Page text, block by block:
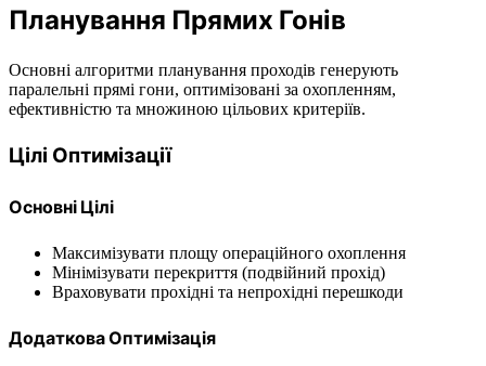
Планування Прямих Гонів
Основні алгоритми планування проходів генерують
паралельні прямі гони, оптимізовані за охопленням,
ефективністю та множиною цільових критеріїв.
Цілі Оптимізації
Основні Цілі
Максимізувати площу операційного охоплення
Мінімізувати перекриття (подвійний прохід)
Враховувати прохідні та непрохідні перешкоди
Додаткова Оптимізація